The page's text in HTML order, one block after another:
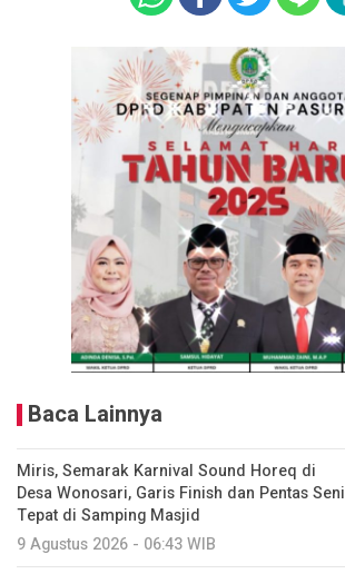
Baca Lainnya
Miris, Semarak Karnival Sound Horeq di
Desa Wonosari, Garis Finish dan Pentas Seni
Tepat di Samping Masjid
9 Agustus 2026 - 06:43 WIB